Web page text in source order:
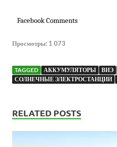
Facebook Comments
Просмотры: 1 073
TAGGED АККУМУЛЯТОРЫ ВИЭ
СОЛНЕЧНЫЕ ЭЛЕКТРОСТАНЦИИ
RELATED POSTS